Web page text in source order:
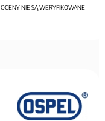
OCENY NIE SĄ WERYFIKOWANE